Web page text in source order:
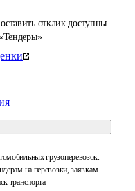
отклик доступны
грузоперевозок.
на перевозки, заявкам
транспорта